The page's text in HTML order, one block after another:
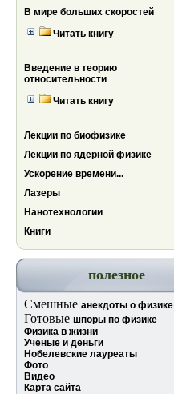
В мире больших скоростей
Читать книгу
Введение в теорию
относительности
Читать книгу
Лекции по биофизике
Лекции по ядерной физике
Ускорение времени...
Лазеры
Нанотехнологии
Книги
полезное
Смешные анекдоты о физике
Готовые шпоры по физике
Физика в жизни
Ученые и деньги
Нобелевские лауреаты
Фото
Видео
Карта сайта